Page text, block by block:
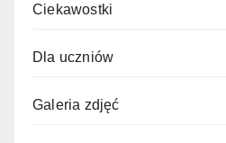
Ciekawostki
Dla uczniów
Galeria zdjęć